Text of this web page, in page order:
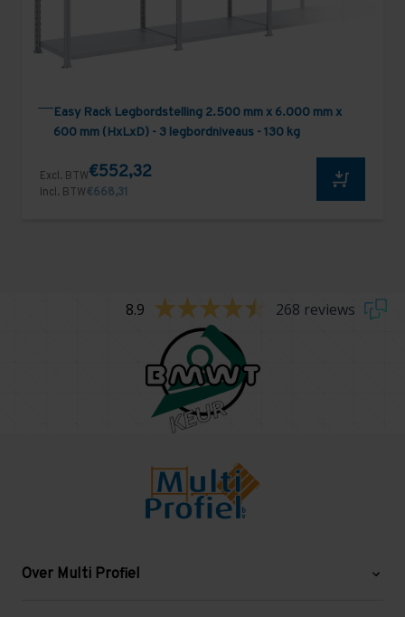
Easy Rack Legbordstelling 2.500 mm x 6.000 mm x
600 mm (HxLxD) - 3 legbordniveaus - 130 kg
Excl. BTW€552,32
Incl. BTW€668,31
8.9 268 reviews
Over Multi Profiel